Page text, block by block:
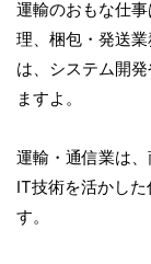
運輸のおもな仕
理、梱包・発送
は、システム開
ますよ。
運輸・通信業は、
IT技術を活かし
す。